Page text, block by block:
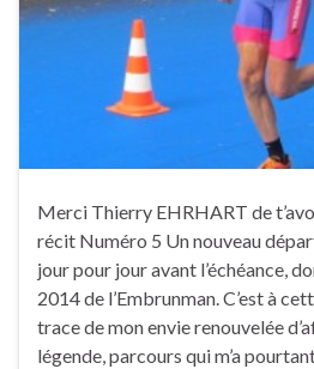
Merci Thierry EHRHART de
récit Numéro 5 Un nouveau
jour pour jour avant l’échéance,
2014 de l’Embrunman. C’est à
trace de mon envie renouvelée
légende, parcours qui m’a